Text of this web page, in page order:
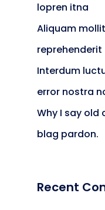
lopren itna
Aliquam
reprehenderit
Interdum
error nostra
Why I say
blag pardon.
Recent